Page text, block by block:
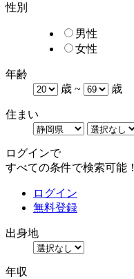
性別
男性
女性
年齢
歳 ~
歳
住まい
ログインで
すべての条件で検索可能！
ログイン
無料登録
出身地
年収